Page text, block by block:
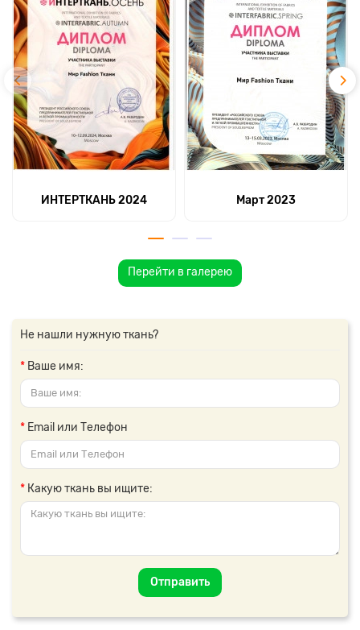
ИНТЕРТКАНЬ 2024 Март 2023
Перейти в галерею
Не нашли нужную ткань?
Ваше имя:
Email или Телефон
Какую ткань вы ищите:
Отправить